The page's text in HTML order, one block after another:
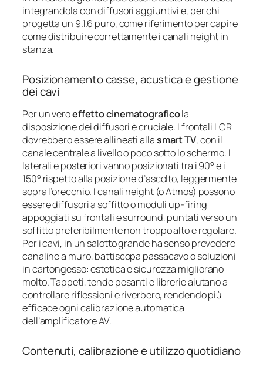
integrandola con diffusori aggiuntivi e, per chi
progetta un 9.1.6 puro, come riferimento per capire
come distribuire correttamente i canali height in
stanza.
Posizionamento casse, acustica e gestione
dei cavi
Per un veroeffetto cinematograficola
disposizione dei diffusori è cruciale. I frontali LCR
dovrebbero essere allineati allasmart TV, con il
canale centrale a livello o poco sotto lo schermo. I
laterali e posteriori vanno posizionati tra i 90° e i
150° rispetto alla posizione d’ascolto, leggermente
sopra l’orecchio. I canali height (o Atmos) possono
essere diffusori a soffitto o moduli up-firing
appoggiati su frontali e surround, puntati verso un
soffitto preferibilmente non troppo alto e regolare.
Per i cavi, in un salotto grande ha senso prevedere
canaline a muro, battiscopa passacavo o soluzioni
in cartongesso: estetica e sicurezza migliorano
molto. Tappeti, tende pesanti e librerie aiutano a
controllare riflessioni e riverbero, rendendo più
efficace ogni calibrazione automatica
dell’amplificatore AV.
Contenuti, calibrazione e utilizzo quotidiano